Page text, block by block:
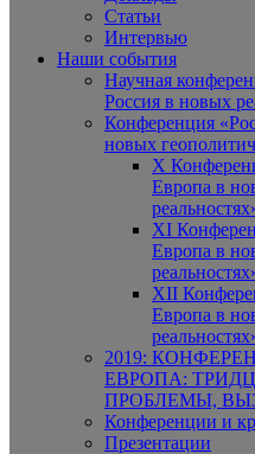
Статьи
Интервью
Наши события
Научная
Россия в новых
Конференция
новых
X
Европа в
XI
Европа в
XII
Европа в
2019:
ЕВРОПА:
ПРОБЛЕМЫ,
Конференции и
Презентации